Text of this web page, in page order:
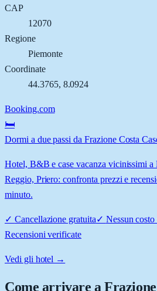
CAP
12070
Regione
Piemonte
Coordinate
44.3765, 8.0924
Booking.com
🛏️
Dormi a due passi da Frazione Costa
Hotel, B&B e case vacanza vicinissimi a
Reggio, Priero: confronta prezzi e
minuto.
✓ Cancellazione gratuita✓ Nessun
Recensioni verificate
Vedi gli hotel →
Come arrivare a